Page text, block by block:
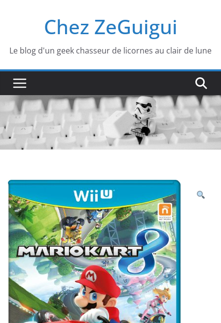
Chez ZeGuigui
Le blog d'un geek chasseur de licornes au clair de lune